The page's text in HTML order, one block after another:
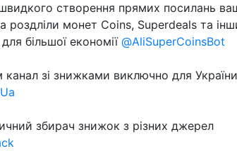
створення прямих посилань
роздліли монет Coins, Superdeals та
для більшої економії @AliSuperCoinsBot
канал зі знижками виключно для України
збирач знижок з різних джерел